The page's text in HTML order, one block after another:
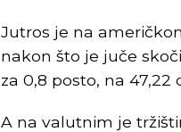
Jutros je na
nakon što je juče
za 0,8 posto, na
A na valutnim je